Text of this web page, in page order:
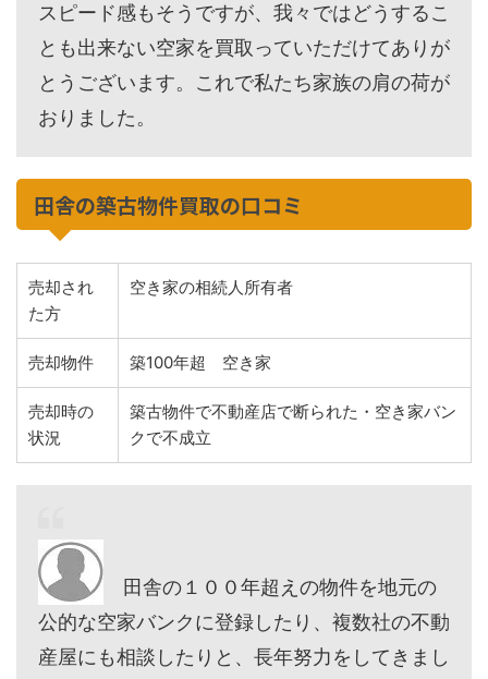
スピード感もそうですが、我々ではどうするこ
とも出来ない空家を買取っていただけてありが
とうございます。これで私たち家族の肩の荷が
おりました。
田舎の築古物件買取の口コミ
売却され
た方
空き家の相続人所有者
売却物件 築100年超 空き家
売却時の
状況
築古物件で不動産店で断られた・空き家バン
クで不成立
田舎の１００年超えの物件を地元の
公的な空家バンクに登録したり、複数社の不動
産屋にも相談したりと、長年努力をしてきまし